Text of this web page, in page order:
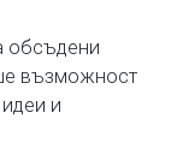
обсъдени
възможност
и